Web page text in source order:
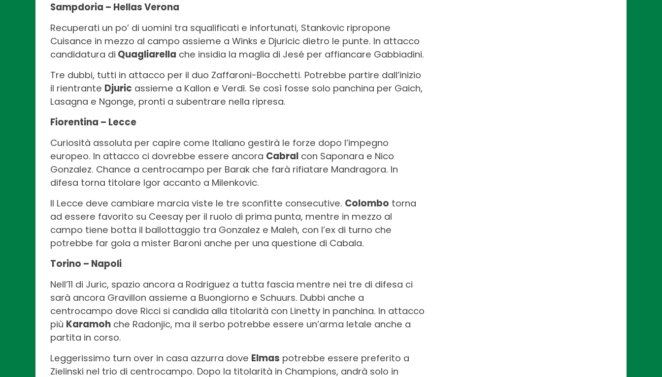
Sampdoria – Hellas Verona
Recuperati un po’ di uomini tra squalificati e infortunati, Stankovic ripropone
Cuisance in mezzo al campo assieme a Winks e Djuricic dietro le punte. In attacco
candidatura di Quagliarella che insidia la maglia di Jesé per affiancare Gabbiadini.
Tre dubbi, tutti in attacco per il duo Zaffaroni-Bocchetti. Potrebbe partire dall’inizio
il rientrante Djuric assieme a Kallon e Verdi. Se così fosse solo panchina per Gaich,
Lasagna e Ngonge, pronti a subentrare nella ripresa.
Fiorentina – Lecce
Curiosità assoluta per capire come Italiano gestirà le forze dopo l’impegno
europeo. In attacco ci dovrebbe essere ancora Cabral con Saponara e Nico
Gonzalez. Chance a centrocampo per Barak che farà rifiatare Mandragora. In
difesa torna titolare Igor accanto a Milenkovic.
Il Lecce deve cambiare marcia viste le tre sconfitte consecutive. Colombo torna
ad essere favorito su Ceesay per il ruolo di prima punta, mentre in mezzo al
campo tiene botta il ballottaggio tra Gonzalez e Maleh, con l’ex di turno che
potrebbe far gola a mister Baroni anche per una questione di Cabala.
Torino – Napoli
Nell’11 di Juric, spazio ancora a Rodriguez a tutta fascia mentre nei tre di difesa ci
sarà ancora Gravillon assieme a Buongiorno e Schuurs. Dubbi anche a
centrocampo dove Ricci si candida alla titolarità con Linetty in panchina. In attacco
più Karamoh che Radonjic, ma il serbo potrebbe essere un’arma letale anche a
partita in corso.
Leggerissimo turn over in casa azzurra dove Elmas potrebbe essere preferito a
Zielinski nel trio di centrocampo. Dopo la titolarità in Champions, andrà solo in